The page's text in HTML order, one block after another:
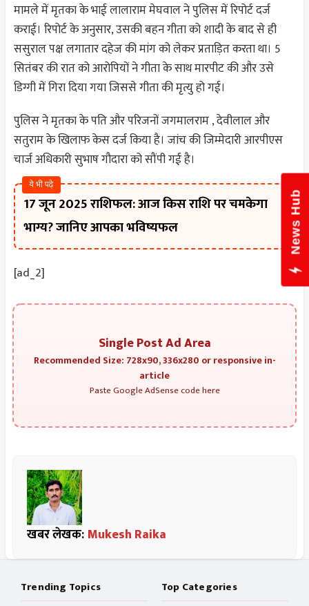
मामले में मृतका के भाई लालाराम मेघवाल ने पुलिस में रिपोर्ट दर्ज
कराई। रिपोर्ट के अनुसार, उसकी बहन गीता को शादी के बाद से ही
ससुराल पक्ष लगातार दहेज की मांग को लेकर प्रताड़ित करता था। 5
सितंबर की रात को आरोपियों ने गीता के साथ मारपीट की और उसे
डिग्गी में गिरा दिया गया जिससे गीता की मृत्यु हो गई।
पुलिस ने मृतका के पति और परिजनों जगमालराम , देवीलाल और
सतुराम के खिलाफ केस दर्ज किया है। जांच की जिम्मेदारी आरपीएस
चार्ज अधिकारी सुभाष गौदारा को सौंपी गई है।
ये भी पढ़े
17 जून 2025 राशिफल: आज किस राशि पर चमकेगा
भाग्य? जानिए आपका भविष्यफल
[ad_2]
Single Post Ad Area
Recommended Size: 728x90, 336x280 or responsive in-
article
Paste Google AdSense code here
खबर लेखक: Mukesh Raika
Trending Topics Top Categories
News Hub